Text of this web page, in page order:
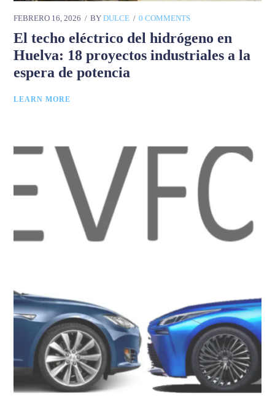
FEBRERO 16, 2026 BYDULCE 0 COMMENTS
El techo eléctrico del hidrógeno en
Huelva: 18 proyectos industriales a la
espera de potencia
LEARN MORE